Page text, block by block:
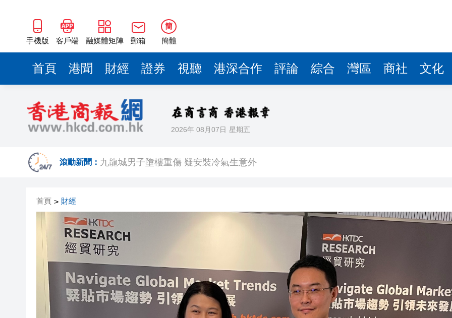
手機版 客戶端 融媒體矩陣 郵箱
簡
簡體
首頁 港聞 財經 證券 視聽 港深合作 評論 綜合 灣區 商社 文化
2026年 08月07日 星期五
滾動新聞：
騰勢N9閃充版上市 華語樂壇巨星王力宏成首位車主
政府提交地盤全面禁煙修例 周五刊憲 違例定額罰款3000元
Q1港商業地產投資額上升41% 教育機構需求持續上升
【藝術】深圳文博會重磅首發！趙之境《盛世騏驥·天馬》數字藏品正式上線
全球繁榮峰會今起在港舉行 葉劉淑儀：中美元首會晤有助構建建設性戰略穩定關係
九龍城男子墮樓重傷 疑安裝冷氣生意外
Q1港商業地產投資額上升41% 教育機構需求持續上升
盧寵茂以中國代表團成員身份出席世衞大會
【藝術】深圳文博會重磅首發！趙之境《盛世騏驥·天馬》數字藏品正式上線
全球繁榮峰會今起在港舉行 葉劉淑儀：中美元首會晤有助構建建設性戰略穩定關係
九龍灣電動車撞電箱途人重創 電池飛脫起火
首頁 > 財經